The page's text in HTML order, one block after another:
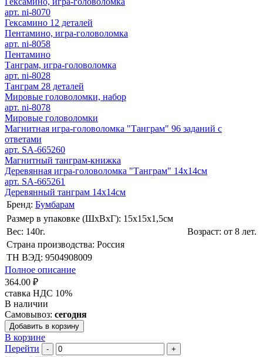
арт. ni-8070
Гексамино 12 деталей
Пентамино, игра-головоломка
арт. ni-8058
Пентамино
Танграм, игра-головоломка
арт. ni-8028
Танграм 28 деталей
Мировые головоломки, набор
арт. ni-8078
Мировые головоломки
Магнитная игра-головоломка "Танграм" 96 заданий с
ответами
арт. SA-665260
Магнитный танграм-книжка
Деревянная игра-головоломка "Танграм" 14х14см
арт. SA-665261
Деревянный танграм 14х14см
Бренд: Бумбарам
Размер в упаковке (ШхВxГ): 15х15х1,5cм
Вес: 140г.
Возраст: от 8 лет.
Страна производства: Россия
ТН ВЭД: 9504908009
Полное описание
364.00 ₽
ставка НДС 10%
В наличии
Самовывоз: сегодня
Добавить в корзину
В корзине
Перейти
- +